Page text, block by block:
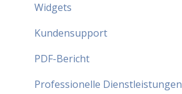
Beliebteste FAQ
Sicherheit - FAQ
Partnerprogramm - FAQ
Widgets
Kundensupport
PDF-Bericht
Professionelle Dienstleistungen